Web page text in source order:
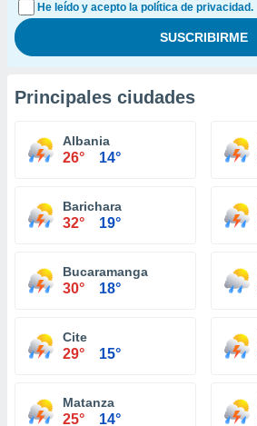
He leído y acepto la política de privacidad.
Principales ciudades
Albania
26° 14°
Barichara
32° 19°
Bucaramanga
30° 18°
Cite
29° 15°
Matanza
25° 14°